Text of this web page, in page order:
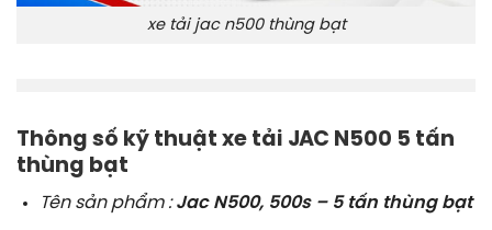
xe tải jac n500 thùng bạt
Thông số kỹ thuật xe tải JAC N500 5 tấn
thùng bạt
Tên sản phẩm :Jac N500, 500s – 5 tấn thùng bạt